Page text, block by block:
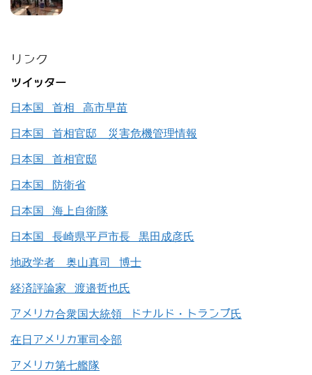
リンク
ツイッター
日本国 首相 高市早苗
日本国 首相官邸 災害危機管理情報
日本国 首相官邸
日本国 防衛省
日本国 海上自衛隊
日本国 長崎県平戸市長 黒田成彦氏
地政学者 奥山真司 博士
経済評論家 渡邉哲也氏
アメリカ合衆国大統領 ドナルド・トランプ氏
在日アメリカ軍司令部
アメリカ第七艦隊